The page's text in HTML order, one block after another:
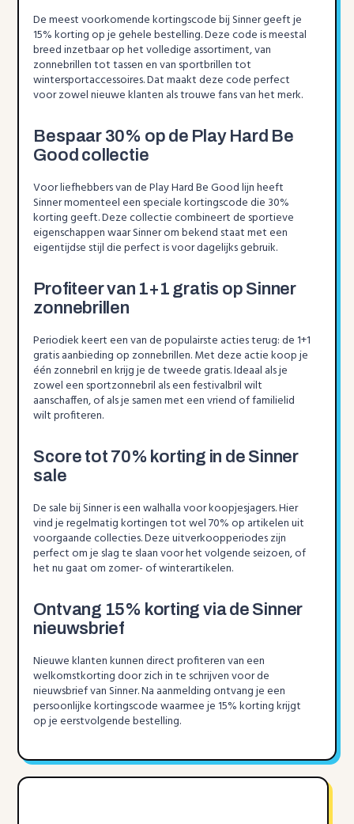
De meest voorkomende kortingscode bij Sinner geeft je
15% korting op je gehele bestelling. Deze code is meestal
breed inzetbaar op het volledige assortiment, van
zonnebrillen tot tassen en van sportbrillen tot
wintersportaccessoires. Dat maakt deze code perfect
voor zowel nieuwe klanten als trouwe fans van het merk.
Bespaar 30% op de Play Hard Be
Good collectie
Voor liefhebbers van de Play Hard Be Good lijn heeft
Sinner momenteel een speciale kortingscode die 30%
korting geeft. Deze collectie combineert de sportieve
eigenschappen waar Sinner om bekend staat met een
eigentijdse stijl die perfect is voor dagelijks gebruik.
Profiteer van 1+1 gratis op Sinner
zonnebrillen
Periodiek keert een van de populairste acties terug: de 1+1
gratis aanbieding op zonnebrillen. Met deze actie koop je
één zonnebril en krijg je de tweede gratis. Ideaal als je
zowel een sportzonnebril als een festivalbril wilt
aanschaffen, of als je samen met een vriend of familielid
wilt profiteren.
Score tot 70% korting in de Sinner
sale
De sale bij Sinner is een walhalla voor koopjesjagers. Hier
vind je regelmatig kortingen tot wel 70% op artikelen uit
voorgaande collecties. Deze uitverkoopperiodes zijn
perfect om je slag te slaan voor het volgende seizoen, of
het nu gaat om zomer- of winterartikelen.
Ontvang 15% korting via de Sinner
nieuwsbrief
Nieuwe klanten kunnen direct profiteren van een
welkomstkorting door zich in te schrijven voor de
nieuwsbrief van Sinner. Na aanmelding ontvang je een
persoonlijke kortingscode waarmee je 15% korting krijgt
op je eerstvolgende bestelling.